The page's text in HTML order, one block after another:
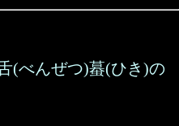
(べんぜつ)蟇(ひき)の